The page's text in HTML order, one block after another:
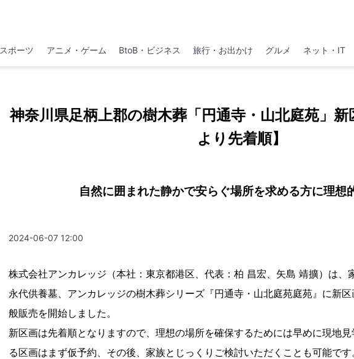
スポーツ アニメ・ゲーム BtoB・ビジネス 旅行・お出かけ グルメ ネット・IT
神奈川県足柄上郡の樹木葬「円通寺・山北庭苑」
より先着順】
自然に囲まれた静かで安らぐ場所を求める方に理想
2024-06-07 12:00
株式会社アンカレッジ（本社：東京都港区、代表：柏 昌宏、矢島 靖擴）は、
永代供養墓、アンカレッジの樹木葬シリーズ『円通寺・山北庭苑庭苑』に新
般販売を開始しました。
新区画は先着順となりますので、理想の場所を確保するためには早めに現地
る区画はまず仮予約、その後、家族とじっくりご検討いただくことも可能で